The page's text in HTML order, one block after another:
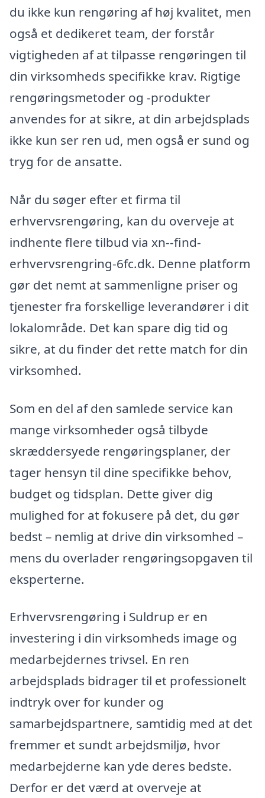
du ikke kun rengøring af høj kvalitet, men
også et dedikeret team, der forstår
vigtigheden af at tilpasse rengøringen til
din virksomheds specifikke krav. Rigtige
rengøringsmetoder og -produkter
anvendes for at sikre, at din arbejdsplads
ikke kun ser ren ud, men også er sund og
tryg for de ansatte.
Når du søger efter et firma til
erhvervsrengøring, kan du overveje at
indhente flere tilbud via xn--find-
erhvervsrengring-6fc.dk. Denne platform
gør det nemt at sammenligne priser og
tjenester fra forskellige leverandører i dit
lokalområde. Det kan spare dig tid og
sikre, at du finder det rette match for din
virksomhed.
Som en del af den samlede service kan
mange virksomheder også tilbyde
skræddersyede rengøringsplaner, der
tager hensyn til dine specifikke behov,
budget og tidsplan. Dette giver dig
mulighed for at fokusere på det, du gør
bedst – nemlig at drive din virksomhed –
mens du overlader rengøringsopgaven til
eksperterne.
Erhvervsrengøring i Suldrup er en
investering i din virksomheds image og
medarbejdernes trivsel. En ren
arbejdsplads bidrager til et professionelt
indtryk over for kunder og
samarbejdspartnere, samtidig med at det
fremmer et sundt arbejdsmiljø, hvor
medarbejderne kan yde deres bedste.
Derfor er det værd at overveje at